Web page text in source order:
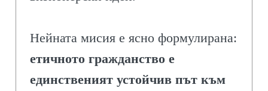
Нейната мисия е ясно формулирана:
етичното гражданство е
единственият устойчив път към